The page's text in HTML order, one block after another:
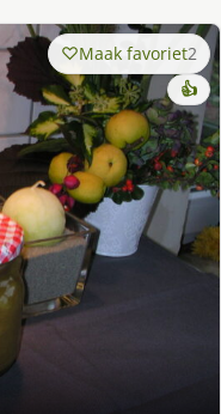
Maak favoriet2
👍